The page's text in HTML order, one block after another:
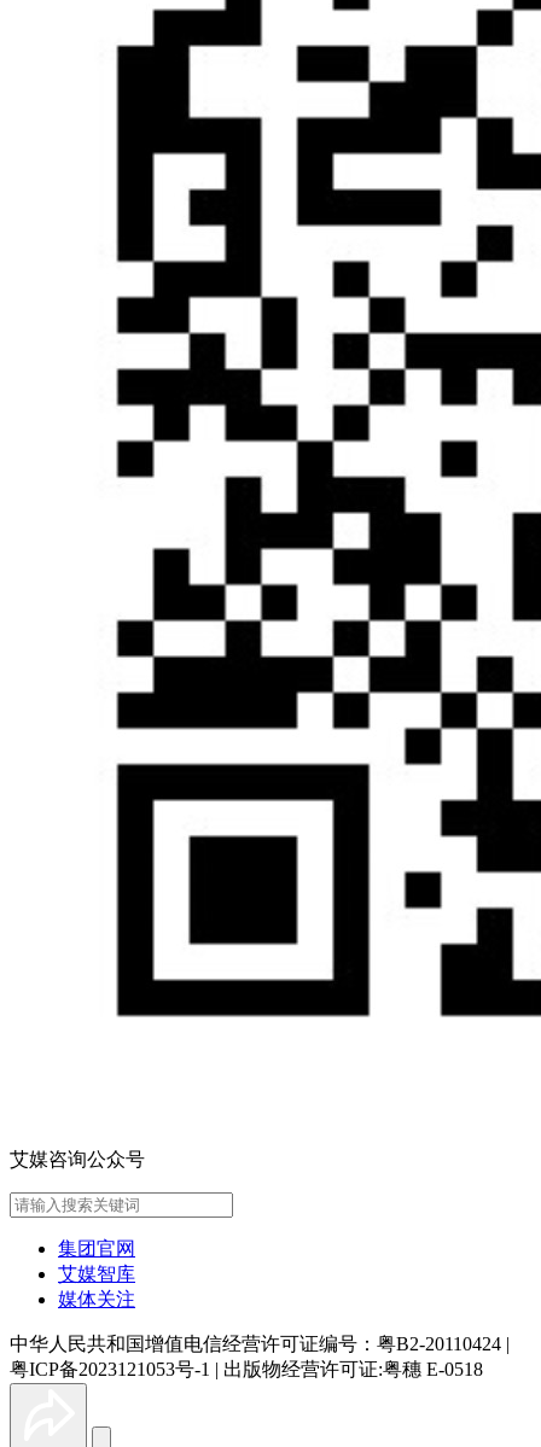
艾媒咨询公众号
集团官网
艾媒智库
媒体关注
中华人民共和国增值电信经营许可证编号：粤B2-20110424 |
粤ICP备2023121053号-1 | 出版物经营许可证:粤穗 E-0518